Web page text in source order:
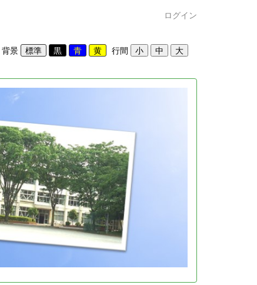
ログイン
背景 行間